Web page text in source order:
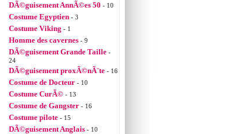
DÃ©guisement AnnÃ©es 50 - 10
Costume Egyptien - 3
Costume Viking - 1
Homme des cavernes - 9
DÃ©guisement Grande Taille -
24
DÃ©guisement proxÃ©nÃ¨te - 16
Costume de Docteur - 10
Costume CurÃ© - 13
Costume de Gangster - 16
Costume pilote - 15
DÃ©guisement Anglais - 10